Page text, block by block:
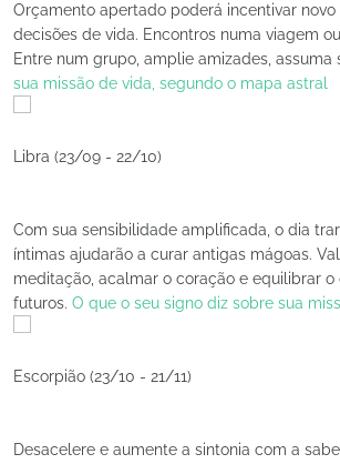
Orçamento apertado poderá incentivar
decisões de vida. Encontros numa viagem
Entre num grupo, amplie amizades,
sua missão de vida, segundo o mapa astral
Libra (23/09 - 22/10)
Com sua sensibilidade amplificada, o dia
íntimas ajudarão a curar antigas mágoas.
meditação, acalmar o coração e equilibrar
futuros. O que o seu signo diz sobre sua
Escorpião (23/10 - 21/11)
Desacelere e aumente a sintonia com a